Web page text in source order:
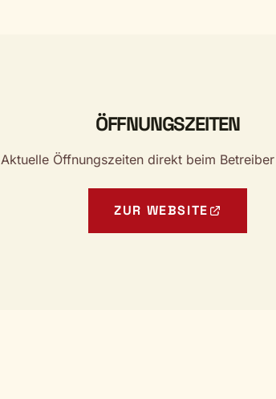
ÖFFNUNGSZEITEN
Aktuelle Öffnungszeiten direkt beim
ZUR WEBSITE